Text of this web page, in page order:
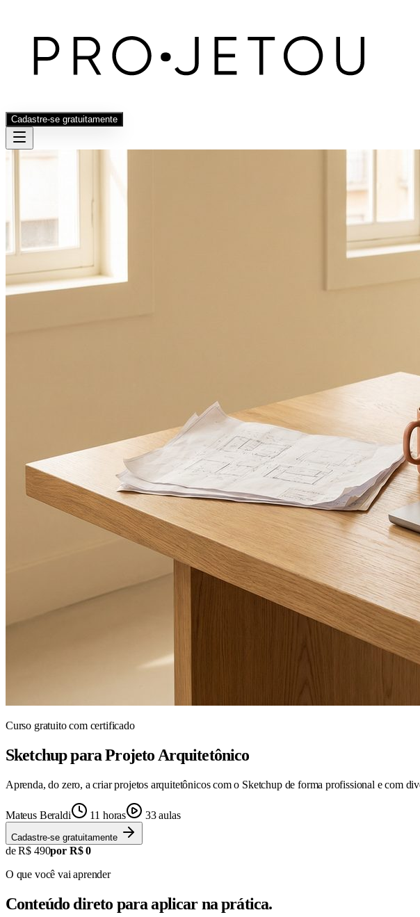
Cadastre-se gratuitamente
Curso gratuito com certificado
Sketchup para Projeto Arquitetônico
Aprenda, do zero, a criar projetos arquitetônicos com o Sketchup de forma profissional e com
Mateus Beraldi 11 horas 33aulas
Cadastre-se gratuitamente
de R$ 490por R$ 0
O que você vai aprender
Conteúdo direto para aplicar na prática.